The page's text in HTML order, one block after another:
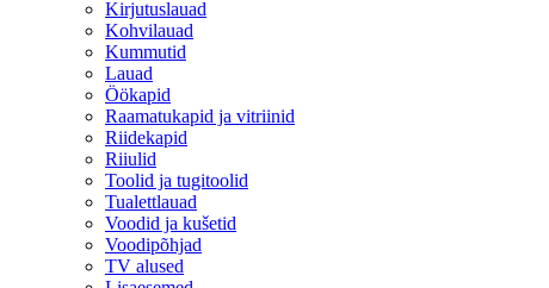
Kirjutuslauad
Kohvilauad
Kummutid
Lauad
Öökapid
Raamatukapid ja vitriinid
Riidekapid
Riiulid
Toolid ja tugitoolid
Tualettlauad
Voodid ja kušetid
Voodipõhjad
TV alused